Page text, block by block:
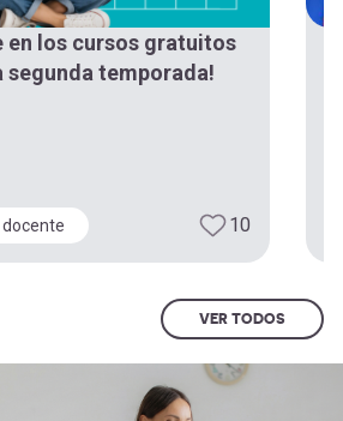
en los cursos gratuitos
segunda temporada!
docente 10
VER TODOS